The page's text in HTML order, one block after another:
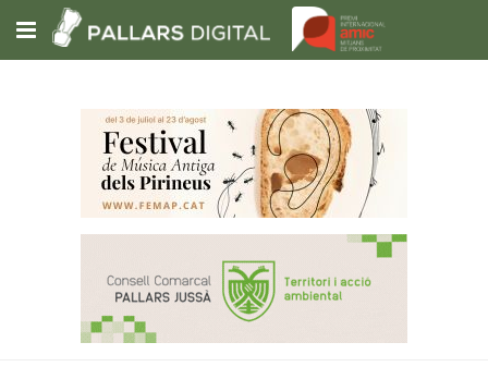
Subscriu-t'hi
Portada